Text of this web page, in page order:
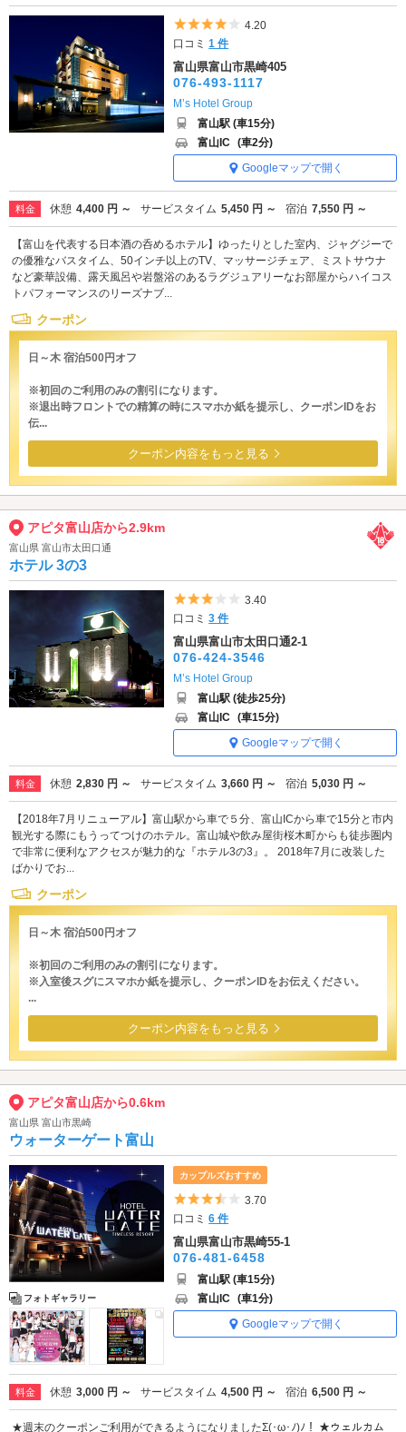
5つ星のうち4
4.20
口コミ1 件
富山県富山市黒崎405
076-493-1117
M’s Hotel Group
富山駅 (車15分)
富山IC (車2分)
Googleマップで開く
料金 休憩 4,400 円 ～ サービスタイム 5,450 円 ～ 宿泊 7,550 円 ～
【富山を代表する日本酒の呑めるホテル】ゆったりとした室内、ジャグジーで
の優雅なバスタイム、50インチ以上のTV、マッサージチェア、ミストサウナ
など豪華設備、露天風呂や岩盤浴のあるラグジュアリーなお部屋からハイコス
トパフォーマンスのリーズナブ...
クーポン
日～木 宿泊500円オフ
※初回のご利用のみの割引になります。
※退出時フロントでの精算の時にスマホか紙を提示し、クーポンIDをお
伝...
クーポン内容をもっと見る
アピタ富山店から2.9km
富山県 富山市太田口通
ホテル 3の3
5つ星のうち3
3.40
口コミ3 件
富山県富山市太田口通2-1
076-424-3546
M’s Hotel Group
富山駅 (徒歩25分)
富山IC (車15分)
Googleマップで開く
料金 休憩 2,830 円 ～ サービスタイム 3,660 円 ～ 宿泊 5,030 円 ～
【2018年7月リニューアル】富山駅から車で５分、富山ICから車で15分と市内
観光する際にもうってつけのホテル。富山城や飲み屋街桜木町からも徒歩圏内
で非常に便利なアクセスが魅力的な『ホテル3の3』。 2018年7月に改装した
ばかりでお...
クーポン
日～木 宿泊500円オフ
※初回のご利用のみの割引になります。
※入室後スグにスマホか紙を提示し、クーポンIDをお伝えください。
...
クーポン内容をもっと見る
アピタ富山店から0.6km
富山県 富山市黒崎
ウォーターゲート富山
フォトギャラリー
カップルズおすすめ
5つ星のうち3.5
3.70
口コミ6 件
富山県富山市黒崎55-1
076-481-6458
富山駅 (車15分)
富山IC (車1分)
Googleマップで開く
料金 休憩 3,000 円 ～ サービスタイム 4,500 円 ～ 宿泊 6,500 円 ～
★週末のクーポンご利用ができるようになりましたΣ(･ω･ﾉ)ﾉ！ ★ウェルカム